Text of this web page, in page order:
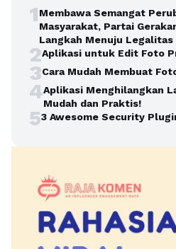
1Membawa Semangat
Masyarakat, Partai
Langkah Menuju
2Aplikasi untuk Edit Foto
3Cara Mudah Membuat
4Aplikasi Menghilangkan
Mudah dan Praktis!
53 Awesome Security